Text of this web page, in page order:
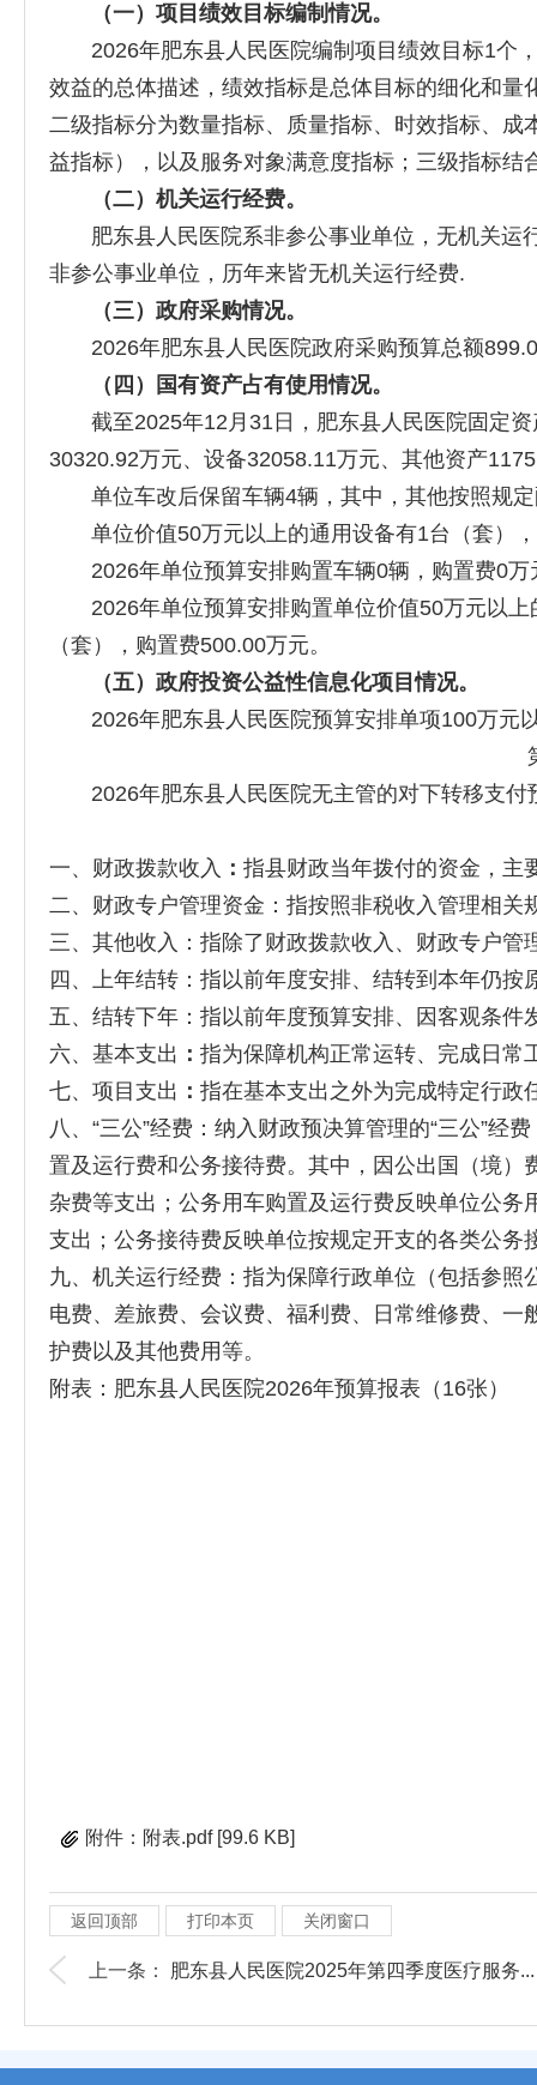
（一） 项目绩效目标编制情况。
2026年肥东县人民医院编制项目绩效目标1个，
效益的总体描述，绩效指标是总体目标的细化和
二级指标分为数量指标、质量指标、时效指标、
益指标），以及服务对象满意度指标；三级指标结
（二）机关运行经费。
肥东县人民医院系非参公事业单位，无机关运
非参公事业单位，历年来皆无机关运行经费.
（三）政府采购情况。
2026年肥东县人民医院政府采购预算总额
（ 四 ）国有资产占有使用情况。
截至2025年12月31日，肥东县人民医院固定资
30320.92万元、设备32058.11万元、其他资产
单位车改后保留车辆4辆，其中，其他按照规定
单位价值50万元以上的通用设备有1台（套），
2026年单位预算安排购置车辆0辆，购置费0万
2026年单位预算安排购置单位价值50万元以上
（套），购置费500.00万元。
（五） 政府投资公益性信息化项目情况。
2026年肥东县人民医院预算安排单项100万元
2026年肥东县人民医院无主管的对下转移支付
一、财政拨款收入 ： 指县财政当年拨付的资金，主
二、财政专户管理资金：指按照非税收入管理相
三、其他收入：指除了财政拨款收入、财政专户管
四、上年结转：指以前年度安排、结转到本年仍按
五、结转下年：指以前年度预算安排、因客观条
六、基本支出 ： 指为保障机构正常运转、完成日常
七、项目支出 ： 指在基本支出之外为完成特定行政
八、“三公”经费：纳入财政预决算管理的“三公”
置及运行费和公务接待费。其中，因公出国（境
杂费等支出；公务用车购置及运行费反映单位公
支出；公务接待费反映单位按规定开支的各类公务
九、机关运行经费：指为保障行政单位（包括参
电费、差旅费、会议费、福利费、日常维修费、
护费以及其他费用等。
附表：肥东县人民医院2026年预算报表（16张）
附件：附表.pdf [99.6 KB]
返回顶部 打印本页 关闭窗口
上一条： 肥东县人民医院2025年第四季度医疗服务...